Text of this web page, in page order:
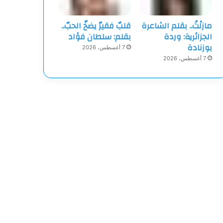
مازلْتُ.. بقلم الشاعرة
الجزائرية: وردة
بوزنادة
7 أغسطس، 2026
قلبٌ فقيرٌ يضخّ الحبّ..
بقلم: سلطان فؤاد
7 أغسطس، 2026